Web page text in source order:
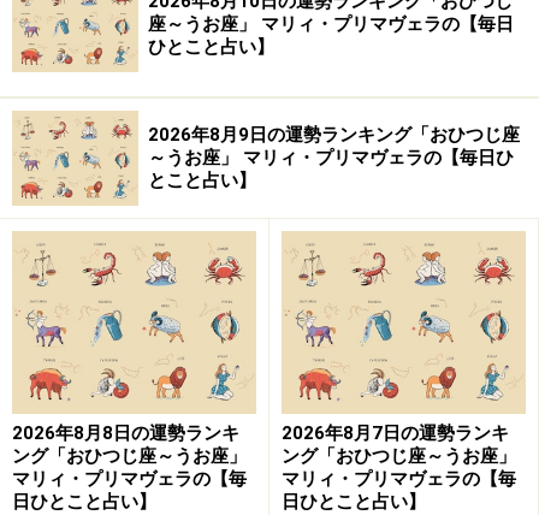
座～うお座」 マリィ・プリマヴェラの【毎日
ひとこと占い】
2026年8月9日の運勢ランキング「おひつじ座
～うお座」 マリィ・プリマヴェラの【毎日ひ
とこと占い】
2026年8月8日の運勢ランキ
ング「おひつじ座～うお座」
マリィ・プリマヴェラの【毎
日ひとこと占い】
2026年8月7日の運勢ランキ
ング「おひつじ座～うお座」
マリィ・プリマヴェラの【毎
日ひとこと占い】